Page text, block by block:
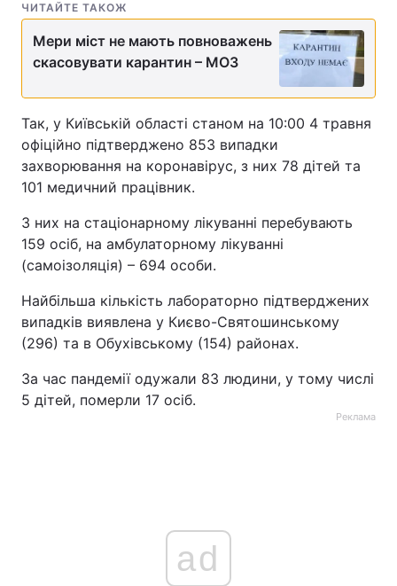
ЧИТАЙТЕ ТАКОЖ
Мери міст не мають повноважень
скасовувати карантин – МОЗ
Так, у Київській області станом на 10:00 4 травня
офіційно підтверджено 853 випадки
захворювання на коронавірус, з них 78 дітей та
101 медичний працівник.
З них на стаціонарному лікуванні перебувають
159 осіб, на амбулаторному лікуванні
(самоізоляція) – 694 особи.
Найбільша кількість лабораторно підтверджених
випадків виявлена у Києво-Святошинському
(296) та в Обухівському (154) районах.
За час пандемії одужали 83 людини, у тому числі
5 дітей, померли 17 осіб.
Реклама
ad